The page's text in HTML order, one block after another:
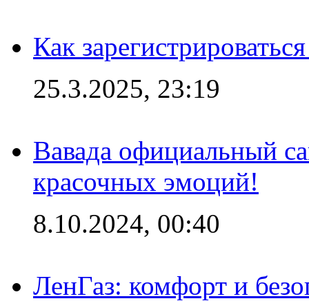
Как
25.3.2025, 23:19
Вавада официальный
красочных эмоций!
8.10.2024, 00:40
ЛенГаз: комфорт и